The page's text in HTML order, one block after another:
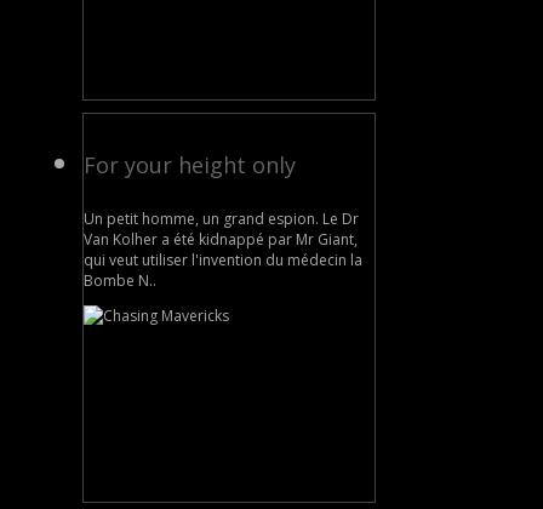
For your height only
Un petit homme, un grand espion. Le Dr
Van Kolher a été kidnappé par Mr Giant,
qui veut utiliser l'invention du médecin la
Bombe N..